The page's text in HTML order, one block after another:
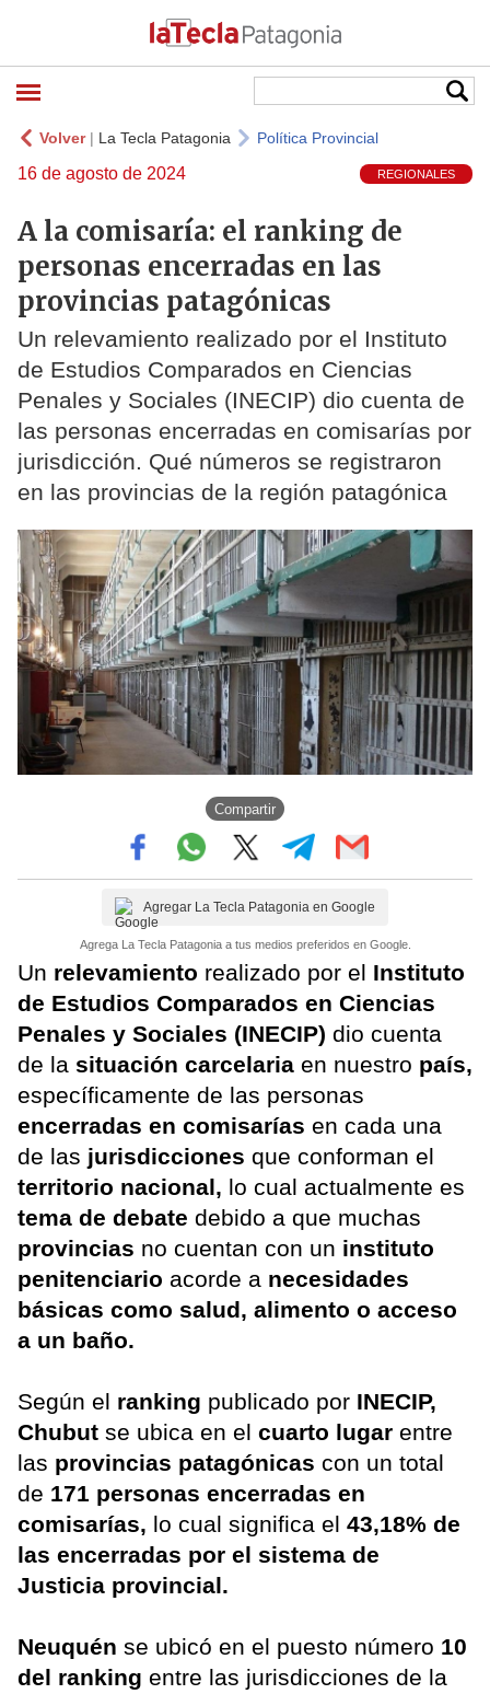
Volver| La Tecla Patagonia Política Provincial
16 de agosto de 2024 REGIONALES
A la comisaría: el ranking de
personas encerradas en las
provincias patagónicas
Un relevamiento realizado por el Instituto
de Estudios Comparados en Ciencias
Penales y Sociales (INECIP) dio cuenta de
las personas encerradas en comisarías por
jurisdicción. Qué números se registraron
en las provincias de la región patagónica
Compartir
Agregar La Tecla Patagonia en Google
Agrega La Tecla Patagonia a tus medios preferidos en Google.
Un relevamiento realizado por el Instituto
de Estudios Comparados en Ciencias
Penales y Sociales (INECIP) dio cuenta
de la situación carcelaria en nuestro país,
específicamente de las personas
encerradas en comisarías en cada una
de las jurisdicciones que conforman el
territorio nacional, lo cual actualmente es
tema de debate debido a que muchas
provincias no cuentan con un instituto
penitenciario acorde a necesidades
básicas como salud, alimento o acceso
a un baño.
Según el ranking publicado por INECIP,
Chubut se ubica en el cuarto lugar entre
las provincias patagónicas con un total
de 171 personas encerradas en
comisarías, lo cual significa el 43,18% de
las encerradas por el sistema de
Justicia provincial.
Neuquén se ubicó en el puesto número 10
del ranking entre las jurisdicciones de la